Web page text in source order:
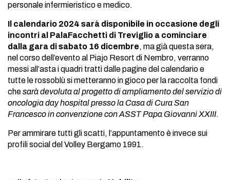
personale infermieristico e medico.
Il calendario 2024 sarà disponibile in occasione degli
incontri al PalaFacchetti di Treviglio a cominciare
dalla gara di sabato 16 dicembre, ma già questa sera,
nel corso dell’evento al Piajo Resort di Nembro, verranno
messi all’asta i quadri tratti dalle pagine del calendario e
tutte le rossoblù si metteranno in gioco per la raccolta fondi
chesarà devoluta al progetto di ampliamento del servizio di
oncologia day hospital presso la Casa di Cura San
Francesco in convenzione con ASST Papa Giovanni XXIII.
Per ammirare tutti gli scatti, l’appuntamento è invece sui
profili social del Volley Bergamo 1991.